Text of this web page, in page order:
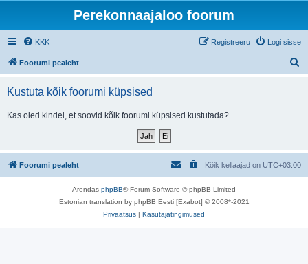
Perekonnaajaloo foorum
KKK Logi sisse
Registreeru
Foorumi pealeht
Kustuta kõik foorumi küpsised
Kas oled kindel, et soovid kõik foorumi küpsised kustutada?
Foorumi pealeht Kõik kellaajad on UTC+03:00
Arendas phpBB® Forum Software © phpBB Limited
Estonian translation by phpBB Eesti [Exabot] © 2008*-2021
Privaatsus | Kasutajatingimused